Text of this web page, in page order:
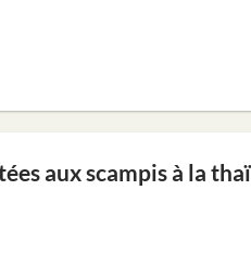
aux scampis à la